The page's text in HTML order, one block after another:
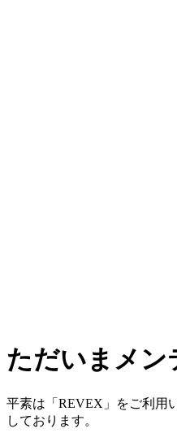
ただいまメン
平素は「REVEX」をご利用
しております。